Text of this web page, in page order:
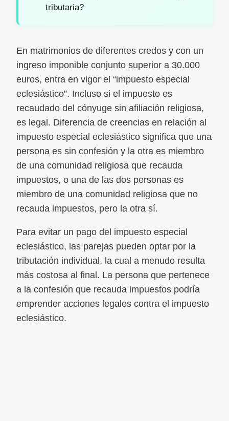
tributaria?
En matrimonios de diferentes credos y con un
ingreso imponible conjunto superior a 30.000
euros, entra en vigor el “impuesto especial
eclesiástico”. Incluso si el impuesto es
recaudado del cónyuge sin afiliación religiosa,
es legal. Diferencia de creencias en relación al
impuesto especial eclesiástico significa que una
persona es sin confesión y la otra es miembro
de una comunidad religiosa que recauda
impuestos, o una de las dos personas es
miembro de una comunidad religiosa que no
recauda impuestos, pero la otra sí.
Para evitar un pago del impuesto especial
eclesiástico, las parejas pueden optar por la
tributación individual, la cual a menudo resulta
más costosa al final. La persona que pertenece
a la confesión que recauda impuestos podría
emprender acciones legales contra el impuesto
eclesiástico.